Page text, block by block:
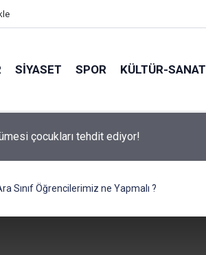
SİYASET SPOR KÜLTÜR-SANAT
çocukları tehdit ediyor!
Sınıf Öğrencilerimiz ne Yapmalı ?